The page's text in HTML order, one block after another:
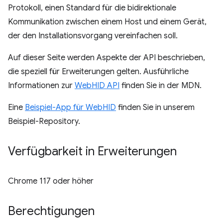
Protokoll, einen Standard für die bidirektionale
Kommunikation zwischen einem Host und einem Gerät,
der den Installationsvorgang vereinfachen soll.
Auf dieser Seite werden Aspekte der API beschrieben,
die speziell für Erweiterungen gelten. Ausführliche
Informationen zur WebHID API finden Sie in der MDN.
Eine Beispiel-App für WebHID finden Sie in unserem
Beispiel-Repository.
Verfügbarkeit in Erweiterungen
Chrome 117 oder höher
Berechtigungen